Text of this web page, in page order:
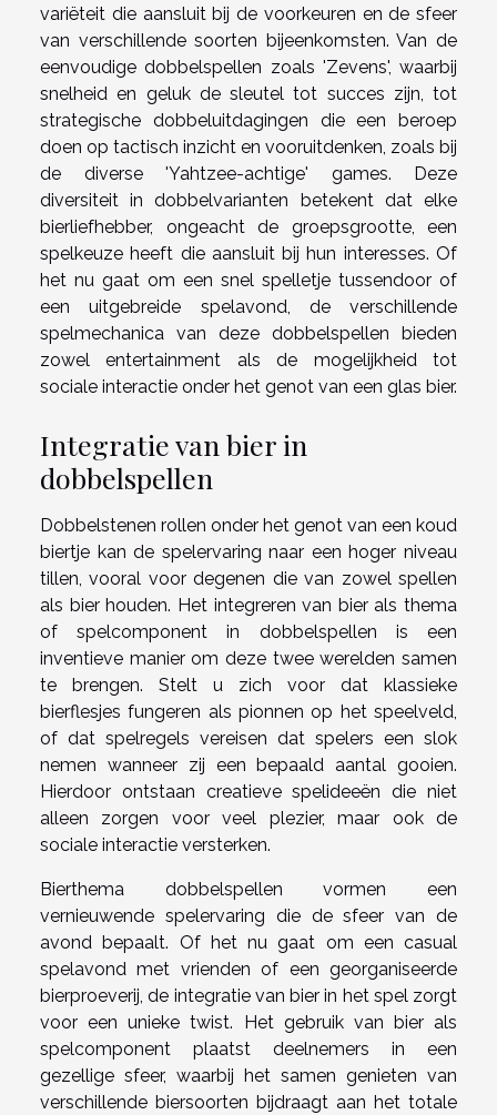
variëteit die aansluit bij de voorkeuren en de sfeer
van verschillende soorten bijeenkomsten. Van de
eenvoudige dobbelspellen zoals 'Zevens', waarbij
snelheid en geluk de sleutel tot succes zijn, tot
strategische dobbeluitdagingen die een beroep
doen op tactisch inzicht en vooruitdenken, zoals bij
de diverse 'Yahtzee-achtige' games. Deze
diversiteit in dobbelvarianten betekent dat elke
bierliefhebber, ongeacht de groepsgrootte, een
spelkeuze heeft die aansluit bij hun interesses. Of
het nu gaat om een snel spelletje tussendoor of
een uitgebreide spelavond, de verschillende
spelmechanica van deze dobbelspellen bieden
zowel entertainment als de mogelijkheid tot
sociale interactie onder het genot van een glas bier.
Integratie van bier in
dobbelspellen
Dobbelstenen rollen onder het genot van een koud
biertje kan de spelervaring naar een hoger niveau
tillen, vooral voor degenen die van zowel spellen
als bier houden. Het integreren van bier als thema
of spelcomponent in dobbelspellen is een
inventieve manier om deze twee werelden samen
te brengen. Stelt u zich voor dat klassieke
bierflesjes fungeren als pionnen op het speelveld,
of dat spelregels vereisen dat spelers een slok
nemen wanneer zij een bepaald aantal gooien.
Hierdoor ontstaan creatieve spelideeën die niet
alleen zorgen voor veel plezier, maar ook de
sociale interactie versterken.
Bierthema dobbelspellen vormen een
vernieuwende spelervaring die de sfeer van de
avond bepaalt. Of het nu gaat om een casual
spelavond met vrienden of een georganiseerde
bierproeverij, de integratie van bier in het spel zorgt
voor een unieke twist. Het gebruik van bier als
spelcomponent plaatst deelnemers in een
gezellige sfeer, waarbij het samen genieten van
verschillende biersoorten bijdraagt aan het totale